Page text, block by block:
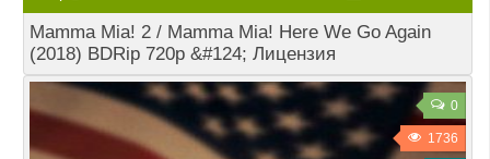
Mamma Mia! 2 / Mamma Mia! Here We Go Again
(2018) BDRip 720p &#124; Лицензия
0
1736